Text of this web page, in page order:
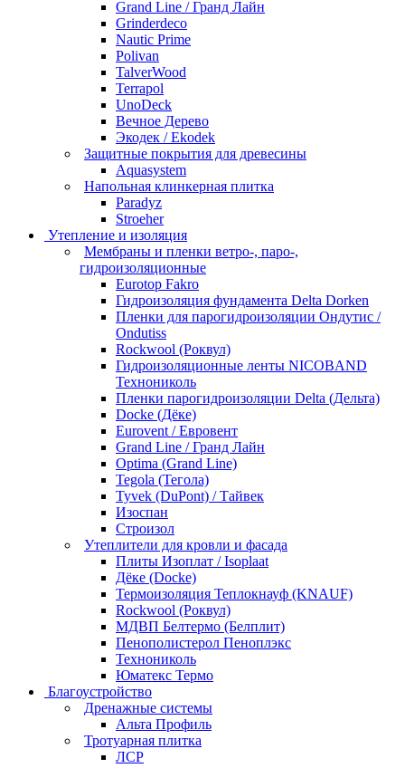
Grand Line / Гранд Лайн
Grinderdeco
Nautic Prime
Polivan
TalverWood
Terrapol
UnoDeck
Вечное Дерево
Экодек / Ekodek
Защитные покрытия для древесины
Aquasystem
Напольная клинкерная плитка
Paradyz
Stroeher
Утепление и изоляция
Мембраны и пленки ветро-, паро-,
гидроизоляционные
Eurotop Fakro
Гидроизоляция фундамента Delta Dorken
Пленки для парогидроизоляции Ондутис /
Ondutiss
Rockwool (Роквул)
Гидроизоляционные ленты NICOBAND
Технониколь
Пленки парогидроизоляции Delta (Дельта)
Docke (Дёке)
Eurovent / Евровент
Grand Line / Гранд Лайн
Optima (Grand Line)
Tegola (Тегола)
Tyvek (DuPont) / Тайвек
Изоспан
Строизол
Утеплители для кровли и фасада
Плиты Изоплат / Isoplaat
Дёке (Docke)
Термоизоляция Теплокнауф (KNAUF)
Rockwool (Роквул)
МДВП Белтермо (Белплит)
Пенополистерол Пеноплэкс
Технониколь
Юматекс Термо
Благоустройство
Дренажные системы
Альта Профиль
Тротуарная плитка
ЛСР